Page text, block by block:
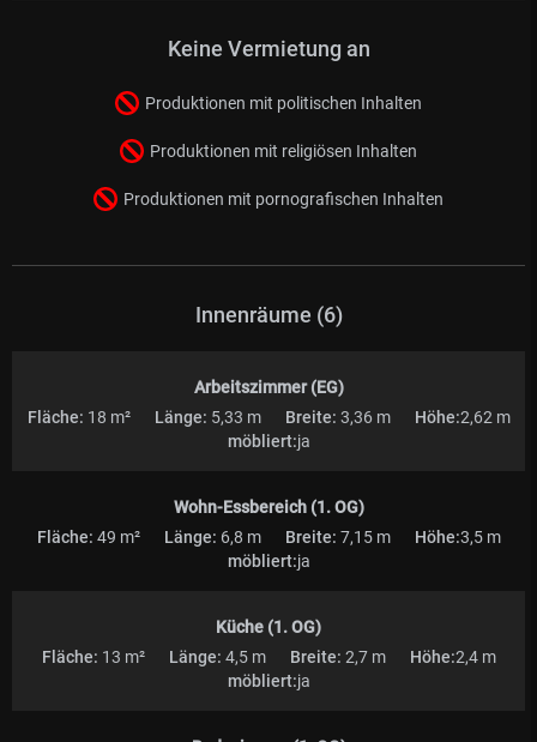
Keine Vermietung an
Produktionen mit politischen Inhalten
Produktionen mit religiösen Inhalten
Produktionen mit pornografischen Inhalten
Innenräume (6)
Arbeitszimmer (EG)
Fläche: 18 m² Länge: 5,33 m Breite: 3,36 m Höhe:2,62 m
möbliert:ja
Wohn-Essbereich (1. OG)
Fläche: 49 m² Länge: 6,8 m Breite: 7,15 m Höhe:3,5 m
möbliert:ja
Küche (1. OG)
Fläche: 13 m² Länge: 4,5 m Breite: 2,7 m Höhe:2,4 m
möbliert:ja